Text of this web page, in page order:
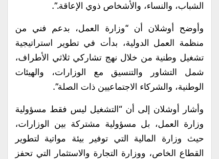
الشباب، والنساء، والأشخاص ذوي الإعاقة.”.
وأوضح أوشلان أن “وزارة العمل، بدعم فني من
منظمة العمل الدولية، بدأت في تطوير استراتيجية
تشغيل وطنية من خلال نهج تشاركي ثلاثي الأطراف،
شمل التشاور والتنسيق مع الوزارات، والهيئات
الوطنية، والشركاء الاجتماعيين ذات الصلة”.
وأشار أوشلان إلى أن “التشغيل ليس فقط مسؤولية
وزارة العمل، بل مسؤولية مشتركة بين الوزارات،
حيث وزارة المالية التي توفير بيئة مواتية لتطوير
القطاع الخاص، ووزارة التجارة والاستثمار التي تحفز